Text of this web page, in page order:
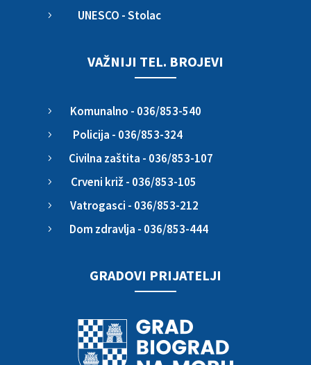
5 UNESCO - Stolac
VAŽNIJI TEL. BROJEVI
5 Komunalno - 036/853-540
5 Policija - 036/853-324
5 Civilna zaštita - 036/853-107
5 Crveni križ - 036/853-105
5 Vatrogasci - 036/853-212
5 Dom zdravlja - 036/853-444
GRADOVI PRIJATELJI